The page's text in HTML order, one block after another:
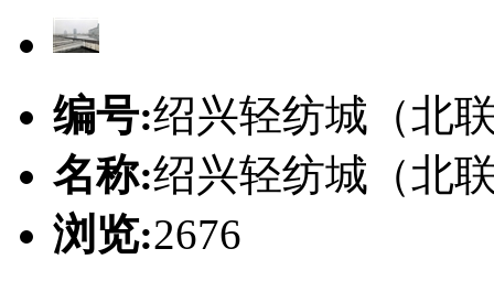
编号:绍兴轻纺城（北
名称:绍兴轻纺城（北
浏览:2676